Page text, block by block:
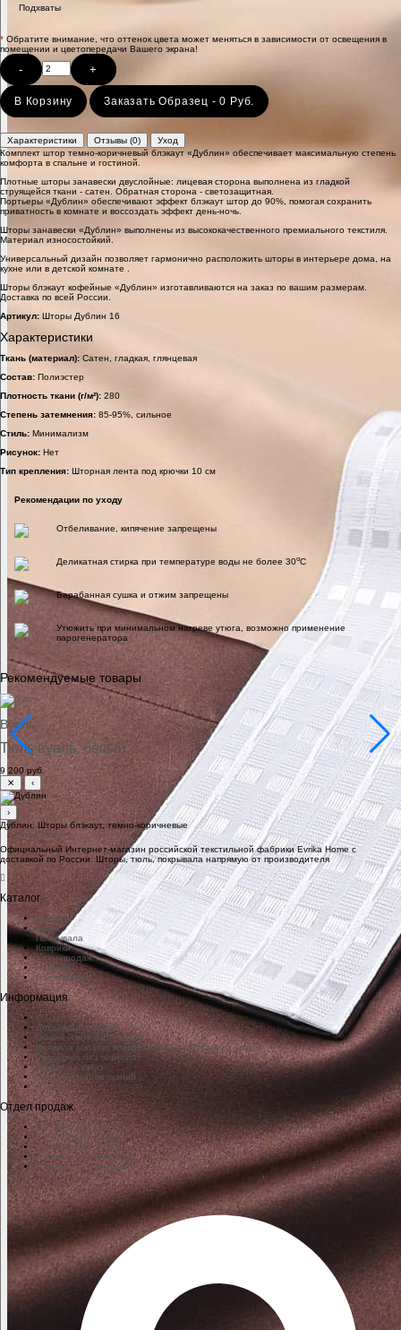
Подхваты
* Обратите внимание, что оттенок цвета может меняться в зависимости от освещения в
помещении и цветопередачи Вашего экрана!
- +
В Корзину Заказать Образец - 0 Руб.
Характеристики Отзывы (0)
Уход
Комплект штор темно-коричневый блэкаут «Дублин» обеспечивает максимальную степень
комфорта в спальне и гостиной.
Плотные шторы занавески двуслойные: лицевая сторона выполнена из гладкой
струящейся ткани - сатен. Обратная сторона - светозащитная.
Портьеры «Дублин» обеспечивают эффект блэкаут штор до 90%, помогая сохранить
приватность в комнате и воссоздать эффект день-ночь.
Шторы занавески «Дублин» выполнены из высококачественного премиального текстиля.
Материал износостойкий.
Универсальный дизайн позволяет гармонично расположить шторы в интерьере дома, на
кухне или в детской комнате .
Шторы блэкаут кофейные «Дублин» изготавливаются на заказ по вашим размерам.
Доставка по всей России.
Артикул: Шторы Дублин 16
Характеристики
Ткань (материал): Сатен, гладкая, глянцевая
Состав: Полиэстер
Плотность ткани (г/м²): 280
Степень затемнения: 85-95%, сильное
Стиль: Минимализм
Рисунок: Нет
Тип крепления: Шторная лента под крючки 10 см
Рекомендации по уходу
Отбеливание, кипячение запрещены
Деликатная стирка при температуре воды не более 30oC
Барабанная сушка и отжим запрещены
Утюжить при минимальном нагреве утюга, возможно применение
парогенератора
Рекомендуемые товары
Вуаль
Тюль вуаль, белый
9 200 руб.
✕
‹
›
Дублин. Шторы блэкаут, темно-коричневые
Официальный Интернет-магазин российской текстильной фабрики Evrika Home c
доставкой по России. Шторы, тюль, покрывала напрямую от производителя
Каталог
Шторы
Тюль
Покрывала
Коврики
Хиты продаж
Новинки
Все товары
Информация
О нас
Доставка и оплата
Обмен и возврат товара
Правила оплаты, возврата товара, отказа от услуги
Рассрочка без переплат
Пошив на заказ
Заказ образцов тканей
Статьи
Отдел продаж
8 (800) 222-04-27
8 (929) 937-16-97
8 (929) 547-25-56
Написать в Whatsapp
Написать в Telegram